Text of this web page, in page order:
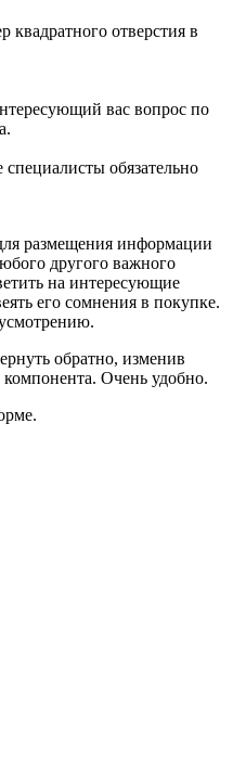
квадратного отверстия в
вас вопрос по
обязательно
размещения информации
другого важного
на интересующие
его сомнения в покупке.
обратно, изменив
компонента. Очень удобно.